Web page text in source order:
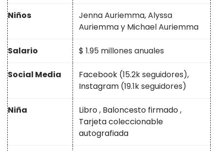
Niños
Jenna Auriemma, Alyssa
Auriemma y Michael Auriemma
Salario $ 1.95 millones anuales
Social Media Facebook (15.2k seguidores),
Instagram (19.1k seguidores)
Niña Libro, Baloncesto firmado,
Tarjeta coleccionable
autografiada